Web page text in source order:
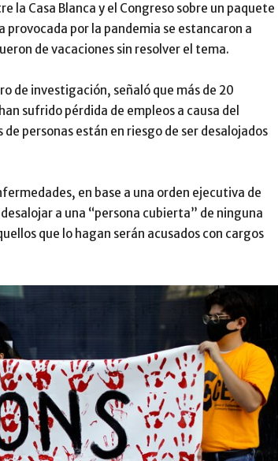
la Casa Blanca y el Congreso sobre un paquete
por la pandemia se estancaron a
de vacaciones sin resolver el tema.
de investigación, señaló que más de 20
sufrido pérdida de empleos a causa del
personas están en riesgo de ser desalojados
en base a una orden ejecutiva de
a una “persona cubierta” de ninguna
que lo hagan serán acusados con cargos